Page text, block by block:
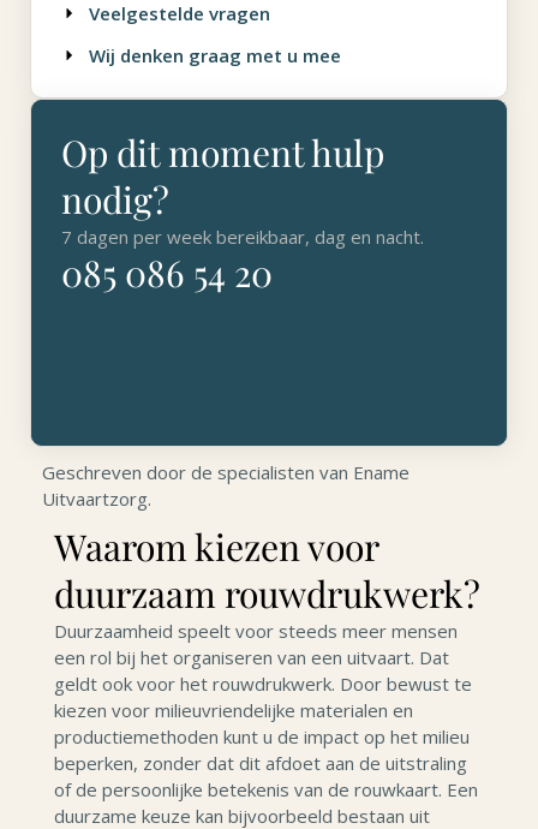
Geschreven door de specialisten van Ename
Uitvaartzorg.
Waarom kiezen voor
duurzaam rouwdrukwerk?
Duurzaamheid speelt voor steeds meer mensen
een rol bij het organiseren van een uitvaart. Dat
geldt ook voor het rouwdrukwerk. Door bewust te
kiezen voor milieuvriendelijke materialen en
productiemethoden kunt u de impact op het milieu
beperken, zonder dat dit afdoet aan de uitstraling
of de persoonlijke betekenis van de rouwkaart. Een
duurzame keuze kan bijvoorbeeld bestaan uit
Veelgestelde vragen
Wij denken graag met u mee
Op dit moment hulp
nodig?
7 dagen per week bereikbaar, dag en nacht.
085 086 54 20